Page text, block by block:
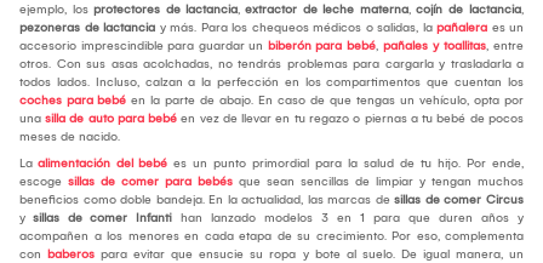
ejemplo, los protectores de lactancia, extractor de leche materna, cojín de lactancia,
pezoneras de lactancia y más. Para los chequeos médicos o salidas, la pañalera es un
accesorio imprescindible para guardar un biberón para bebé, pañales y toallitas, entre
otros. Con sus asas acolchadas, no tendrás problemas para cargarla y trasladarla a
todos lados. Incluso, calzan a la perfección en los compartimentos que cuentan los
coches para bebé en la parte de abajo. En caso de que tengas un vehículo, opta por
una silla de auto para bebé en vez de llevar en tu regazo o piernas a tu bebé de pocos
meses de nacido.
La alimentación del bebé es un punto primordial para la salud de tu hijo. Por ende,
escoge sillas de comer para bebés que sean sencillas de limpiar y tengan muchos
beneficios como doble bandeja. En la actualidad, las marcas de sillas de comer Circus
y sillas de comer Infanti han lanzado modelos 3 en 1 para que duren años y
acompañen a los menores en cada etapa de su crecimiento. Por eso, complementa
con baberos para evitar que ensucie su ropa y bote al suelo. De igual manera, un